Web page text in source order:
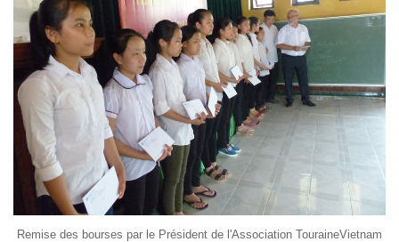
Remise des bourses par le Président de l'Association TouraineVietnam